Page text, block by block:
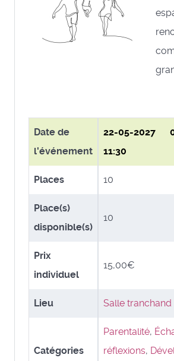
Date de
l'événement
22-05-2027
11:30
Places 10
Place(s)
disponible(s)
10
Prix
individuel
15,00€
Lieu Salle tranchand
Catégories
Parentalité,
réflexions,